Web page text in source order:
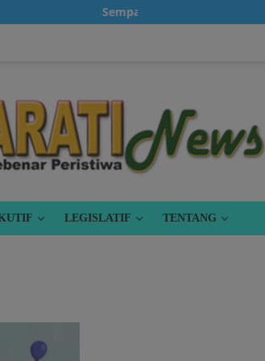
Sempatkanlah untuk klik
LEGISLATIF TENTANG